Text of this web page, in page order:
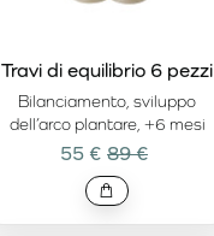
Bilanciamento, sviluppo
dell’arco plantare, +6 mesi
Travi di equilibrio 6 pezzi
55 € 89 €